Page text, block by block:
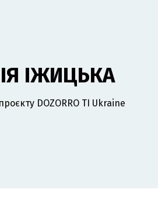
ІЖИЦЬКА
DOZORRO TI Ukraine